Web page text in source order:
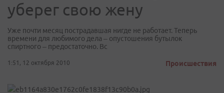
уберег свою жену
Уже почти месяц пострадавшая нигде не работает. Теперь
времени для любимого дела – опустошения бутылок
спиртного – предостаточно. Вс
1:51, 12 октября 2010 Происшествия